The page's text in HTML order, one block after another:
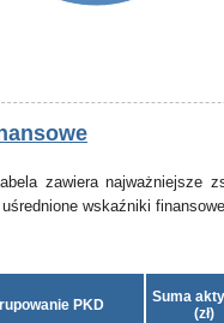
zawiera najważniejsze
wskaźniki
PKD
Suma
(zł)